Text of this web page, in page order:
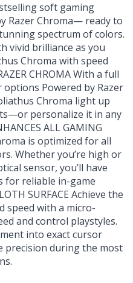
soft gaming
Razer Chroma— ready to
spectrum of colors.
vivid brilliance as you
Chroma with speed
CHROMA With a full
Powered by Razer
Chroma light up
personalize it in any
ALL GAMING
is optimized for all
Whether you’re high or
sensor, you’ll have
for reliable in-game
SURFACE Achieve the
speed with a micro-
and control playstyles.
into exact cursor
precision during the most